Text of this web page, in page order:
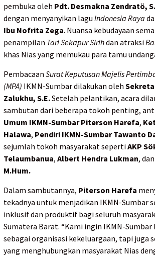
pembuka oleh Pdt. Desmakna Zendratö,
dengan menyanyikan lagu Indonesia Raya
Ibu Nofrita Zega. Nuansa kebudayaan
penampilan Tari Sekapur Sirihdan atraksi
khas Nias yang memukau para tamu
Pembacaan Surat Keputusan Majelis
(MPA) IKMN-Sumbar dilakukan oleh
Zalukhu, S.E.Setelah pelantikan, acara
sambutan dari beberapa tokoh penting,
Umum IKMN-Sumbar Piterson Harefa,
Halawa, Pendiri IKMN-Sumbar Tawanto
sejumlah tokoh masyarakat sepertiAKP
Telaumbanua, Albert Hendra Lukman, dan
M.Hum.
Dalam sambutannya, Piterson Harefa
tekadnya untuk menjadikan IKMN-Sumbar
inklusif dan produktif bagi seluruh
Sumatera Barat. “Kami ingin IKMN-Sumbar
sebagai organisasi kekeluargaan, tapi juga
yang menghubungkan masyarakat Nias